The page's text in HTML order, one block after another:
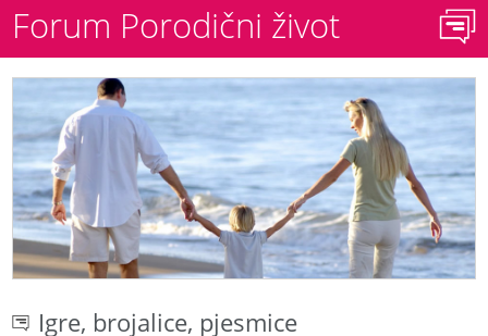
Forum Porodični život
Igre, brojalice, pjesmice